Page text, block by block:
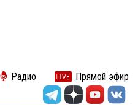
Радио Прямой эфир